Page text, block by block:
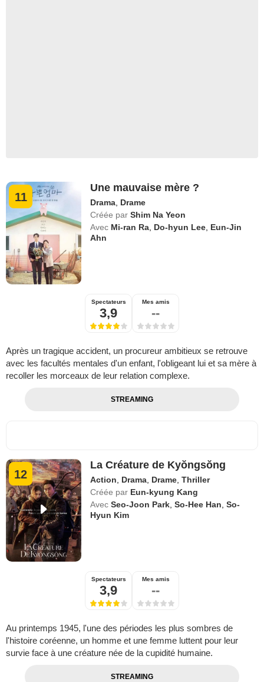
11
Une mauvaise mère ?
Drama, Drame
Créée par Shim Na Yeon
Avec Mi-ran Ra, Do-hyun Lee, Eun-Jin
Ahn
Spectateurs
3,9
Mes amis
--
Après un tragique accident, un procureur ambitieux se retrouve
avec les facultés mentales d'un enfant, l'obligeant lui et sa mère à
recoller les morceaux de leur relation complexe.
STREAMING
12
La Créature de Kyŏngsŏng
Action, Drama, Drame,Thriller
Créée par Eun-kyung Kang
Avec Seo-Joon Park,So-Hee Han,So-
Hyun Kim
Spectateurs
3,9
Mes amis
--
Au printemps 1945, l'une des périodes les plus sombres de
l'histoire coréenne, un homme et une femme luttent pour leur
survie face à une créature née de la cupidité humaine.
STREAMING